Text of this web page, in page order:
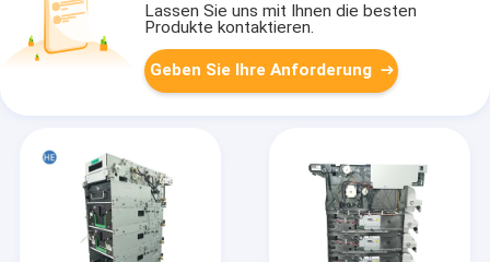
Lassen Sie uns mit Ihnen die besten
Produkte kontaktieren.
Geben Sie Ihre Anforderung